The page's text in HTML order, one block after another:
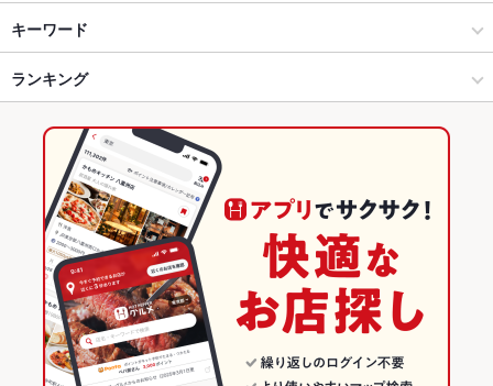
安城・刈谷・岡崎・知立・蒲郡 × 居酒屋
安城・刈谷・岡崎・知立・蒲郡 × 和風
東岡崎駅 × 居酒屋
東岡崎駅 × 和風
ダイニングバー・バル
和風・創作
安城・刈谷・岡崎・知立・蒲郡 × ダイニングバー・バル
安城・刈谷・岡崎・知立・蒲郡 × 和風・創作
岡崎 × 居酒屋
岡崎 × 和風
岡崎 × ダイニングバー・バル
岡崎 × 和風・創作
愛知 × 居酒屋
愛知 × 和風
愛知 × ダイニングバー・バル
東岡崎駅
キーワード
手羽先 からあげ
ハラミステーキ
ランキング
愛知のグルメランキング
愛知の居酒屋ランキング
安城・刈谷・岡崎・知立・蒲郡のグルメランキング
安城・刈谷・岡崎・知立・蒲郡の居酒屋ランキング
岡崎のグルメランキング
岡崎の居酒屋ランキング